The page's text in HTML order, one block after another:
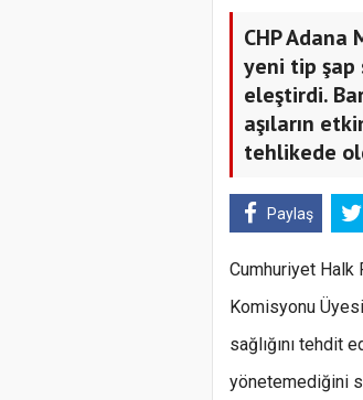
CHP
yeni tip şap
eleştirdi.
aşıların
tehlikede
Paylaş
Cumhuriyet Halk
Komisyonu
sağlığını tehdit
yönetemediğini